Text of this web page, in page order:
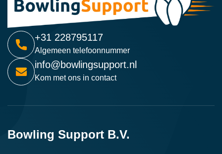
+31 228795117
Algemeen telefoonnummer
info@bowlingsupport.nl
Kom met ons in contact
Bowling Support B.V.